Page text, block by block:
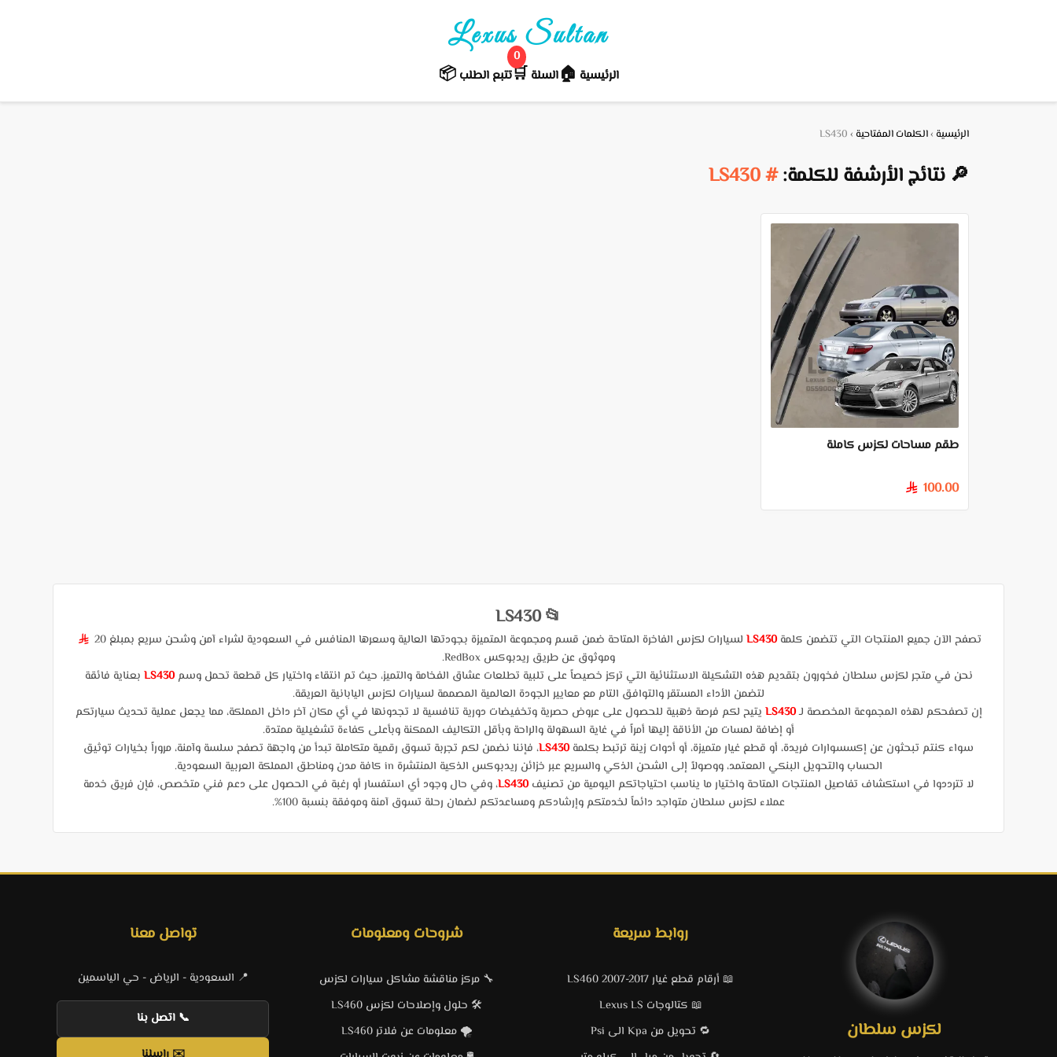
Lexus Sultan
الرئيسية 🏠السلة 🛒️
0
تتبع الطلب📦
الرئيسية ›الكلمات المفتاحية ›
LS430
🔎 نتائج الأرشفة للكلمة:# LS430
طقم مساحات لكزس كاملة
100.00
§
📂 LS430
تصفح الآن جميع المنتجات التي تتضمن كلمةLS430 لسيارات لكزس الفاخرة المتاحة ضمن قسم ومجموعة المتميزة بجودتها العالية وسعرها المنافس في السعودية لشراء آمن وشحن سريع بمبلغ 20 §
وموثوق عن طريق ريدبوكس RedBox.
نحن في متجر لكزس سلطان فخورون بتقديم هذه التشكيلة الاستثنائية التي تركز خصيصاً على تلبية تطلعات عشاق الفخامة والتميز، حيث تم انتقاء واختيار كل قطعة تحمل وسمLS430 بعناية فائقة
لتضمن الأداء المستقر والتوافق التام مع معايير الجودة العالمية المصممة لسيارات لكزس اليابانية العريقة.
إن تصفحكم لهذه المجموعة المخصصة لـLS430 يتيح لكم فرصة ذهبية للحصول على عروض حصرية وتخفيضات دورية تنافسية لا تجدونها في أي مكان آخر داخل المملكة، مما يجعل عملية تحديث سيارتكم
أو إضافة لمسات من الأناقة إليها أمراً في غاية السهولة والراحة وبأقل التكاليف الممكنة وبأعلى كفاءة تشغيلية ممتدة.
سواء كنتم تبحثون عن إكسسوارات فريدة، أو قطع غيار متميزة، أو أدوات زينة ترتبط بكلمةLS430، فإننا نضمن لكم تجربة تسوق رقمية متكاملة تبدأ من واجهة تصفح سلسة وآمنة، مروراً بخيارات توثيق
الحساب والتحويل البنكي المعتمد، ووصولاً إلى الشحن الذكي والسريع عبر خزائن ريدبوكس الذكية المنتشرة in كافة مدن ومناطق المملكة العربية السعودية.
لا تترددوا في استكشاف تفاصيل المنتجات المتاحة واختيار ما يناسب احتياجاتكم اليومية من تصنيفLS430، وفي حال وجود أي استفسار أو رغبة في الحصول على دعم فني متخصص، فإن فريق خدمة
عملاء لكزس سلطان متواجد دائماً لخدمتكم وإرشادكم ومساعدتكم لضمان رحلة تسوق آمنة وموفقة بنسبة 100%.
لكزس سلطان
روابط سريعة
📖 أرقام قطع غيار LS460 2007-2017
📖 كتالوجات Lexus LS
🔁 تحويل من Kpa الى Psi
شروحات ومعلومات
🔧 مركز مناقشة مشاكل سيارات لكزس
🛠️ حلول وإصلاحات لكزس LS460
🌪️ معلومات عن فلاتر LS460
تواصل معنا
📍 السعودية - الرياض - حي الياسمين
📞 اتصل بنا